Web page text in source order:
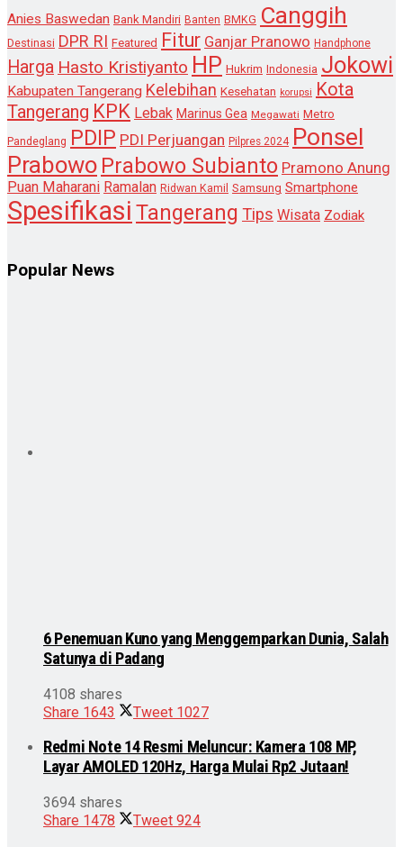
Anies Baswedan Bank Mandiri Banten BMKG Canggih
Destinasi DPR RI Featured Fitur Ganjar Pranowo Handphone
Harga Hasto Kristiyanto HP Hukrim Indonesia Jokowi
Kabupaten Tangerang Kelebihan Kesehatan korupsi Kota
Tangerang KPK Lebak Marinus Gea Megawati Metro
Pandeglang PDIP PDI Perjuangan Pilpres 2024 Ponsel
Prabowo Prabowo Subianto Pramono Anung
Puan Maharani Ramalan Ridwan Kamil Samsung Smartphone
Spesifikasi Tangerang Tips Wisata Zodiak
Popular News
6 Penemuan Kuno yang Menggemparkan Dunia, Salah
Satunya di Padang
4108 shares
Share 1643 Tweet 1027
Redmi Note 14 Resmi Meluncur: Kamera 108 MP,
Layar AMOLED 120Hz, Harga Mulai Rp2 Jutaan!
3694 shares
Share 1478 Tweet 924